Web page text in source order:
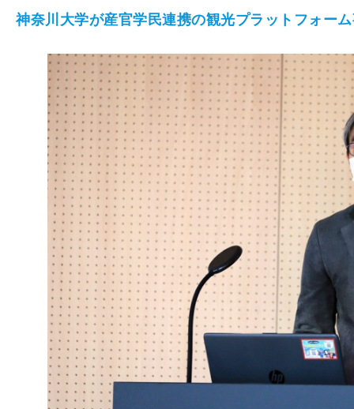
神奈川大学が産官学民連携の観光プラットフォー